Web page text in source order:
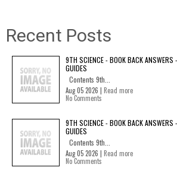
Recent Posts
9TH SCIENCE - BOOK BACK
GUIDES
Contents 9th...
Aug 05 2026 | Read more
No Comments
9TH SCIENCE - BOOK BACK
GUIDES
Contents 9th...
Aug 05 2026 | Read more
No Comments